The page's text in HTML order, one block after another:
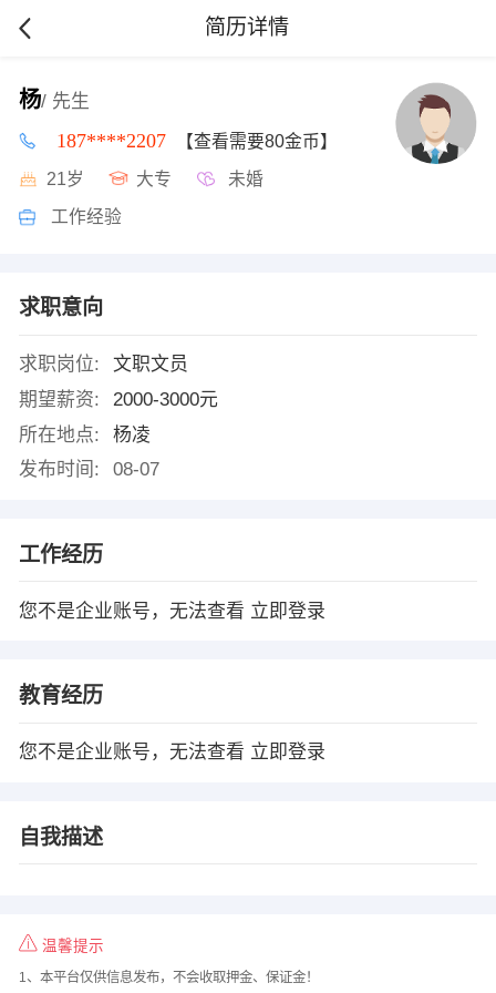
简历详情
杨/ 先生
187****2207 【查看需要80金币】
21岁 大专 未婚
工作经验
求职意向
求职岗位:
文职文员
期望薪资:
2000-3000元
所在地点:
杨凌
发布时间:
08-07
工作经历
您不是企业账号，无法查看 立即登录
教育经历
您不是企业账号，无法查看 立即登录
自我描述
温馨提示
1、本平台仅供信息发布，不会收取押金、保证金！